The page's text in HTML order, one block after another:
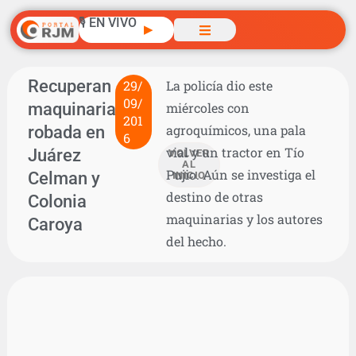
🎙️ EN VIVO ▶
Recuperan
maquinaria
robada en
Juárez
Celman y
Colonia
Caroya
29/
09/
201
6
VOLVER
AL
INICIO
La policía dio este
miércoles con
agroquímicos, una pala
vial y un tractor en Tío
Pujio. Aún se investiga el
destino de otras
maquinarias y los autores
del hecho.